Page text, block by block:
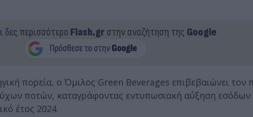
δες περισσότερο Flash.grστην αναζήτηση της Google
πορεία, ο Όμιλος Green Beverages επιβεβαιώνει τον
ποτών, καταγράφοντας εντυπωσιακή αύξηση εσόδων
έτος 2024.